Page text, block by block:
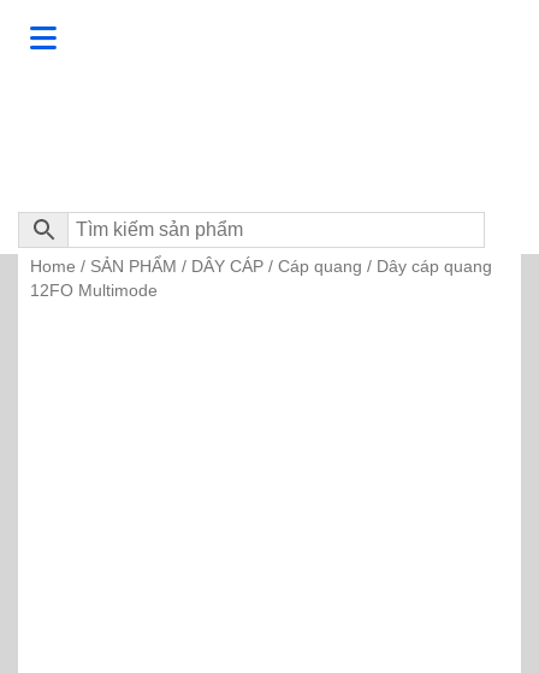
Home / SẢN PHẨM / DÂY CÁP / Cáp quang / Dây cáp quang
12FO Multimode